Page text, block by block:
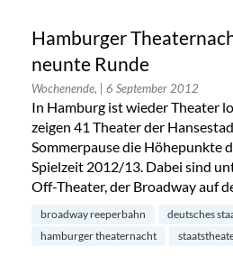
Hamburger
neunte Runde
Wochenende, | 6 September 2012
In Hamburg ist wieder Theater
zeigen 41 Theater der
Sommerpause die Höhepunkte
Spielzeit 2012/13. Dabei sind
Off-Theater, der Broadway auf
broadway reeperbahn deutsches
hamburger theaternacht